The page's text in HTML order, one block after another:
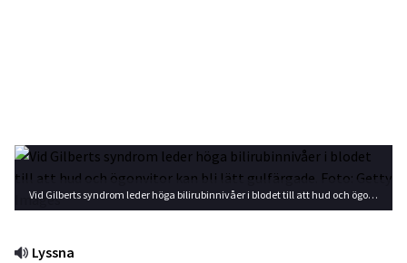
Vid Gilberts syndrom leder höga bilirubinnivåer i blodet till att hud och ögonvitor kan bli lätt gulfärgade. Foto: Getty Images
Lyssna